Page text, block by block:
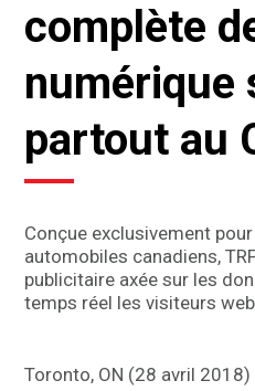
complète
numérique
partout au
Conçue exclusivement
automobiles canadiens,
publicitaire axée sur les
temps réel les visiteurs
Toronto, ON (28 avril 2018)